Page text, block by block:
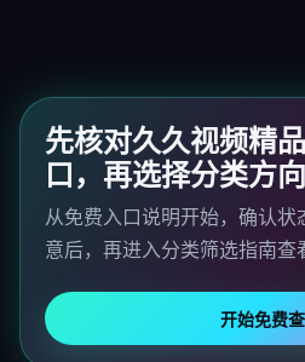
先核对久久视频精
口，再选择分类方向
从免费入口说明开始，确认
意后，再进入分类筛选指南查
开始免费